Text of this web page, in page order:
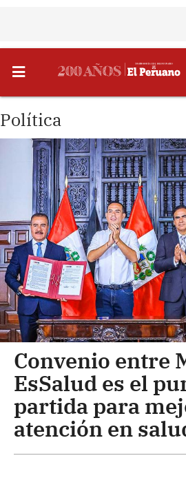
Política
Convenio entre
EsSalud es el
partida para
atención en